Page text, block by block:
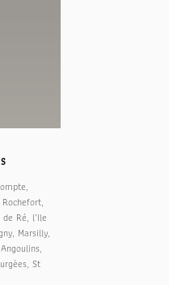
Ré, l’Ile
Marsilly,
St